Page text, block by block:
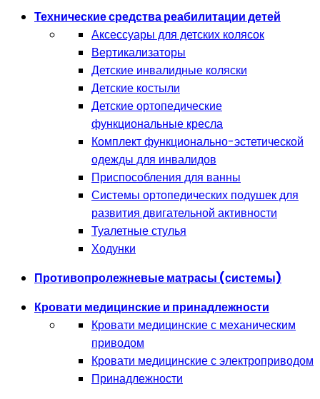
Технические средства реабилитации детей
Аксессуары для детских колясок
Вертикализаторы
Детские инвалидные коляски
Детские костыли
Детские ортопедические
функциональные кресла
Комплект функционально-эстетической
одежды для инвалидов
Приспособления для ванны
Системы ортопедических подушек для
развития двигательной активности
Туалетные стулья
Ходунки
Противопролежневые матрасы (системы)
Кровати медицинские и принадлежности
Кровати медицинские с механическим
приводом
Кровати медицинские с электроприводом
Принадлежности